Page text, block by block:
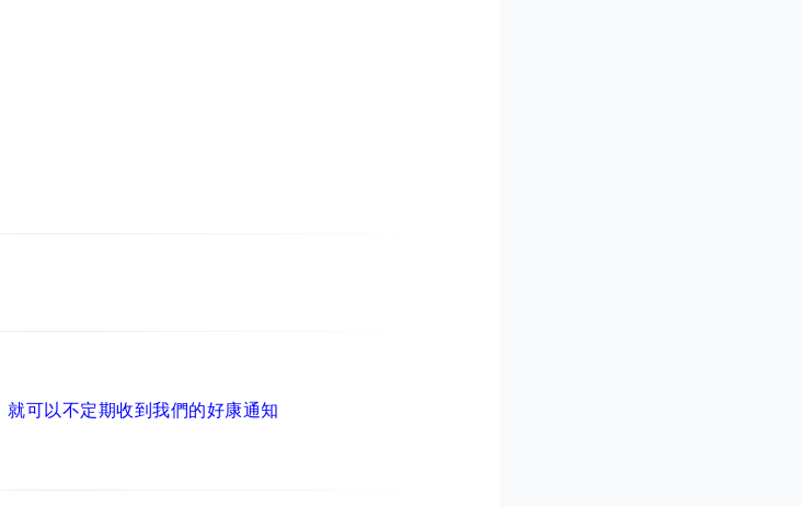
就可以不定期收到我們的好康通知